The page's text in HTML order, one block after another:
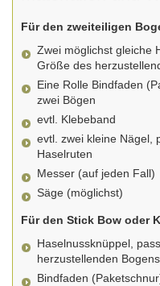
Für den zweiteiligen
Zwei möglichst gleiche
Größe des
Eine Rolle Bindfaden
zwei Bögen
evtl. Klebeband
evtl. zwei kleine Nägel,
Haselruten
Messer (auf jeden Fall)
Säge (möglichst)
Für den Stick Bow oder
Haselnussknüppel,
herzustellenden Bogens
Bindfaden